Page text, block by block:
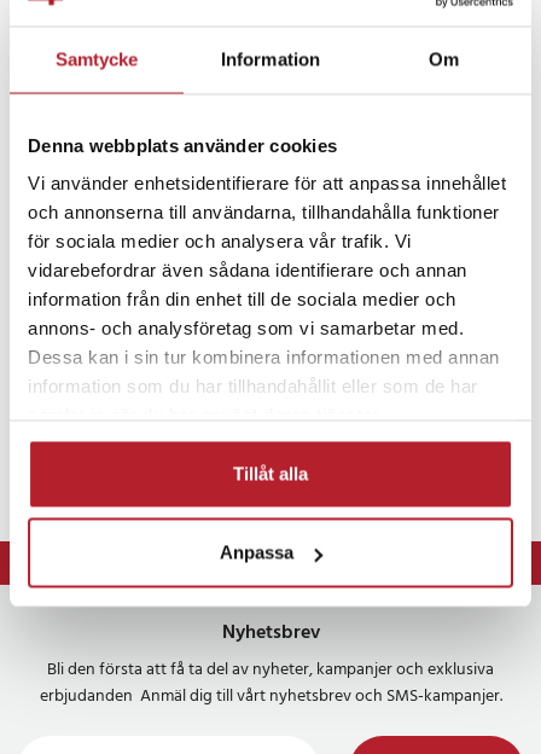
Samtycke Information Om
Denna webbplats använder cookies
Vi använder enhetsidentifierare för att anpassa innehållet
och annonserna till användarna, tillhandahålla funktioner
för sociala medier och analysera vår trafik. Vi
vidarebefordrar även sådana identifierare och annan
information från din enhet till de sociala medier och
annons- och analysföretag som vi samarbetar med.
Dessa kan i sin tur kombinera informationen med annan
information som du har tillhandahållit eller som de har
Tillåt alla
Anpassa
- Kontakt: EU-plugg
- Antal portar: 1
- Kablar ingår: Nej
- Övrigt: Halkskyddad yta, överhettningsskydd
Artikelnummer: 122824
Mobiltillbehör
Mobilladdare Väggladdare
Laddare till surfplattor
⭐ 365 dagars öppet köp
Nyhetsbrev
Bli den första att få ta del av nyheter, kampanjer och exklusiva
erbjudanden Anmäl dig till vårt nyhetsbrev och SMS-kampanjer.